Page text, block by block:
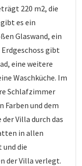
220 m2, die
es ein
Glaswand, ein
gibt
eine weitere
Waschküche. Im
Schlafzimmer
Farben und dem
Villa durch das
in allen
und die
der Villa verlegt.